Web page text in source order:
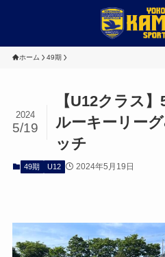
ホーム 49期
【U12クラス
ルーキーリー
ッチ
2024
5/19
49期 U12 2024年5月19日